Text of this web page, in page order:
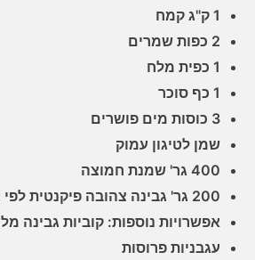
1 ק"ג קמח
2 כפות שמרים
1 כפית מלח
1 כף סוכר
3 כוסות מים פושרים
שמן לטיגון עמוק
400 גר' שמנת חמוצה
200 גר' גבינה צהובה פיקנטית לפי העדפה אישית מגוררת
אפשרויות נוספות: קוביות גבינה
עגבניות פרוסות